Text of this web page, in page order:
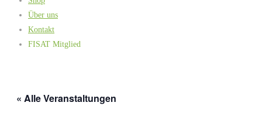
Über uns
Kontakt
FISAT Mitglied
« Alle Veranstaltungen